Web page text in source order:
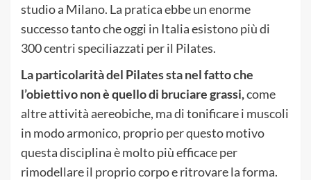
studio a Milano. La pratica ebbe un enorme
successo tanto che oggi in Italia esistono più di
300 centri speciliazzati per il Pilates.
La particolarità del Pilates sta nel fatto che
l’obiettivo non è quello di bruciare grassi,come
altre attività aereobiche, ma di tonificare i muscoli
in modo armonico, proprio per questo motivo
questa disciplina è molto più efficace per
rimodellare il proprio corpo e ritrovare la forma.